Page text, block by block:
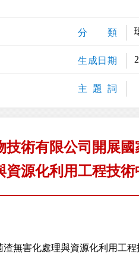
分 類
生成日期
主 題 詞
技術有限公司開展
資源化利用工程技
害化處理與資源化利用工程